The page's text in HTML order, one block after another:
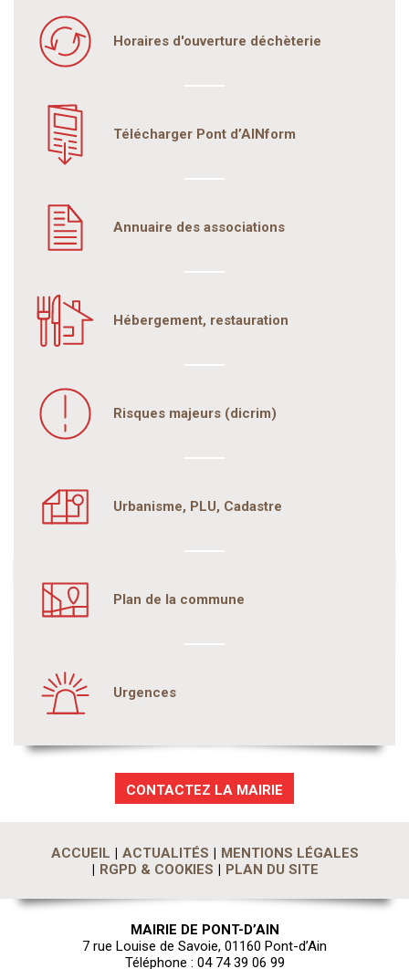
Horaires d'ouverture déchèterie
Télécharger Pont d’AINform
Annuaire des associations
Hébergement, restauration
Risques majeurs (dicrim)
Urbanisme, PLU, Cadastre
Plan de la commune
Urgences
CONTACTEZ LA MAIRIE
ACCUEIL ACTUALITÉS
MENTIONS LÉGALES
RGPD & COOKIES
PLAN DU SITE
MAIRIE DE PONT-D’AIN
7 rue Louise de Savoie, 01160 Pont-d’Ain
Téléphone : 04 74 39 06 99